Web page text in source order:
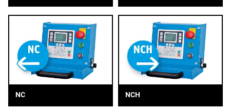
NC NCH